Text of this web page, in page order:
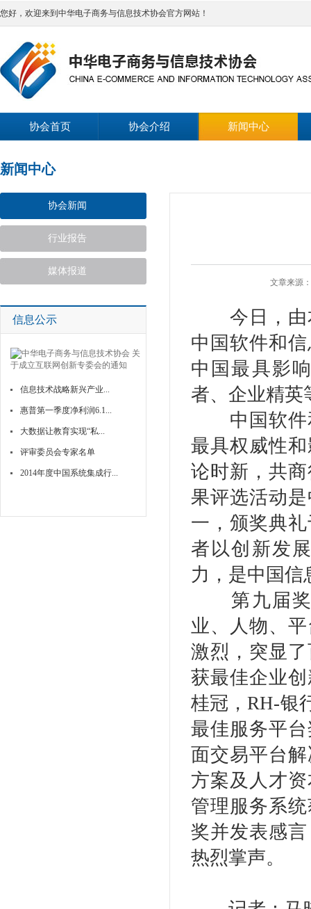
您好，欢迎来到中华电子商务与信息技术协会官方网站！
协会首页 协会介绍 新闻中心
新闻中心
协会新闻
行业报告
媒体报道
信息公示
信息技术战略新兴产业...
惠普第一季度净利润6.1...
大数据让教育实现“私...
评审委员会专家名单
2014年度中国系统集成行...
文章来源
今日，由本
中国软件和
中国最具影
者、企业精英
中国软件和
最具权威性
论时新，共
果评选活动
一，颁奖典
者以创新发
力，是中国信
第九届奖
业、人物、
激烈，突显
获最佳企业
桂冠，RH-银
最佳服务平
面交易平台
方案及人才
管理服务系
奖并发表感
热烈掌声。